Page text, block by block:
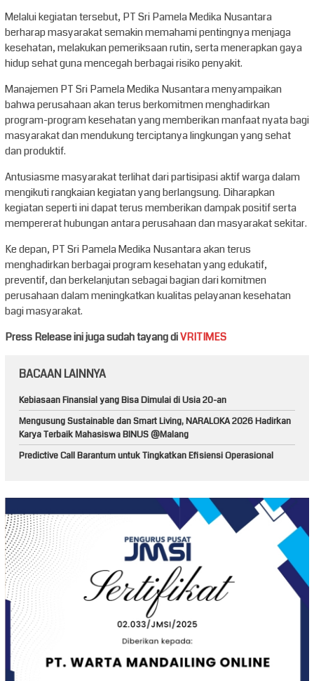
Melalui kegiatan tersebut, PT Sri Pamela Medika Nusantara
berharap masyarakat semakin memahami pentingnya menjaga
kesehatan, melakukan pemeriksaan rutin, serta menerapkan gaya
hidup sehat guna mencegah berbagai risiko penyakit.
Manajemen PT Sri Pamela Medika Nusantara menyampaikan
bahwa perusahaan akan terus berkomitmen menghadirkan
program-program kesehatan yang memberikan manfaat nyata bagi
masyarakat dan mendukung terciptanya lingkungan yang sehat
dan produktif.
Antusiasme masyarakat terlihat dari partisipasi aktif warga dalam
mengikuti rangkaian kegiatan yang berlangsung. Diharapkan
kegiatan seperti ini dapat terus memberikan dampak positif serta
mempererat hubungan antara perusahaan dan masyarakat sekitar.
Ke depan, PT Sri Pamela Medika Nusantara akan terus
menghadirkan berbagai program kesehatan yang edukatif,
preventif, dan berkelanjutan sebagai bagian dari komitmen
perusahaan dalam meningkatkan kualitas pelayanan kesehatan
bagi masyarakat.
Press Release ini juga sudah tayang diVRITIMES
BACAAN LAINNYA
Kebiasaan Finansial yang Bisa Dimulai di Usia 20-an
Mengusung Sustainable dan Smart Living, NARALOKA 2026 Hadirkan
Karya Terbaik Mahasiswa BINUS @Malang
Predictive Call Barantum untuk Tingkatkan Efisiensi Operasional